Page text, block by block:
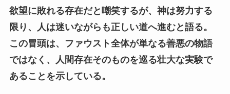
欲望に敗れる存在だと嘲笑するが、神は努力する
限り、人は迷いながらも正しい道へ進むと語る。
この冒頭は、ファウスト全体が単なる善悪の物語
ではなく、人間存在そのものを巡る壮大な実験で
あることを示している。